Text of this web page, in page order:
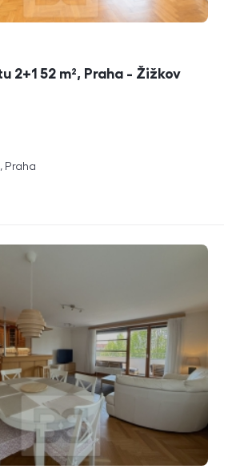
2+1 52 m², Praha - Žižkov
Praha